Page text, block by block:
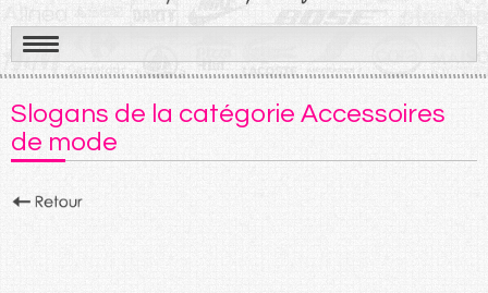
Aller
au
contenu
Slogans de la catégorie Accessoires
de mode